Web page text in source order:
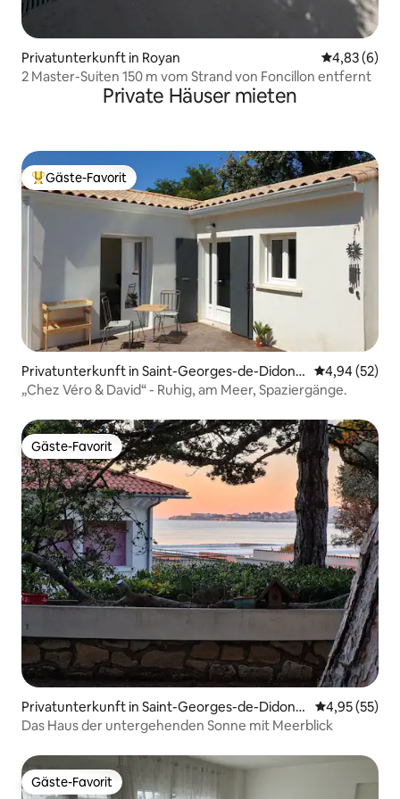
Privatunterkunft in Royan
4,83 (6)
2 Master-Suiten 150 m vom Strand von Foncillon entfernt
Private Häuser mieten
Beliebter Gäste-Favorit.
Gäste-Favorit
Privatunterkunft in Saint-Georges-de-Didonn
e
4,94 (52)
„Chez Véro & David“ - Ruhig, am Meer, Spaziergänge.
Gäste-Favorit
Gäste-Favorit
Privatunterkunft in Saint-Georges-de-Didonn
e
4,95 (55)
Das Haus der untergehenden Sonne mit Meerblick
Gäste-Favorit
Gäste-Favorit